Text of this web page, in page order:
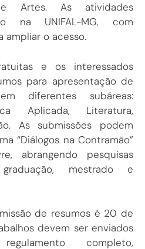
e Artes. As atividades
na UNIFAL-MG, com
ampliar o acesso.
e os interessados
para apresentação de
diferentes subáreas:
Aplicada, Literatura,
As submissões podem
“Diálogos na Contramão”
abrangendo pesquisas
mestrado e
de resumos é 20 de
devem ser enviados
completo,